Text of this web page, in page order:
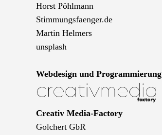
Horst Pöhlmann
Stimmungsfaenger.de
Martin Helmers
unsplash
Webdesign und Programmierung
Creativ Media-Factory
Golchert GbR